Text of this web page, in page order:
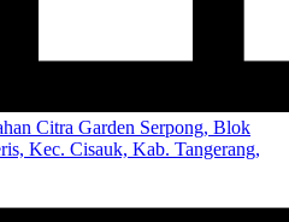
Citra Garden Serpong, Blok
Kec. Cisauk, Kab. Tangerang,